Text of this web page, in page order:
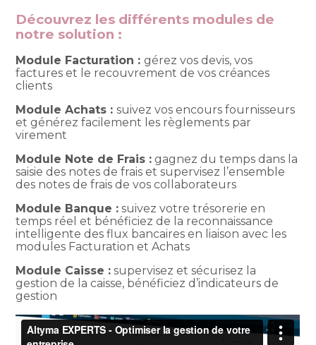
Découvrez les différents modules de
notre solution :
Module Facturation :gérez vos devis, vos
factures et le recouvrement de vos créances
clients
Module Achats :suivez vos encours fournisseurs
et générez facilement les règlements par
virement
Module Note de Frais : gagnez du temps dans la
saisie des notes de frais et supervisez l’ensemble
des notes de frais de vos collaborateurs
Module Banque : suivez votre trésorerie en
temps réel et bénéficiez de la reconnaissance
intelligente des flux bancaires en liaison avec les
modules Facturation et Achats
Module Caisse : supervisez et sécurisez la
gestion de la caisse, bénéficiez d’indicateurs de
gestion